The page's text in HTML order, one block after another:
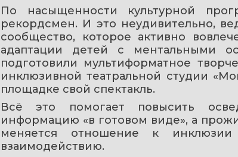
По насыщенности культурной
рекордсмен. И это неудивительно,
сообщество, которое активно
адаптации детей с ментальными
подготовили мультиформатное
инклюзивной театральной студии
площадке свой спектакль.
Всё это помогает повысить
информацию «в готовом виде», а
меняется отношение к
взаимодействию.